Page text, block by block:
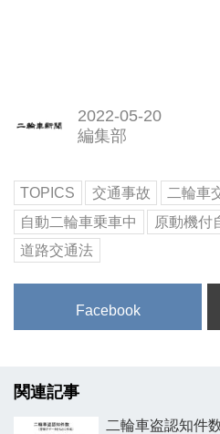
2022-05-20
編集部
TOPICS 交通事故 二輪車
自動二輪車乗車中
原動機付
道路交通法
Facebook
関連記事
二輪車盗認知件